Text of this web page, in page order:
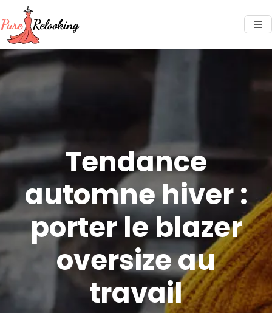
Tendance
automne hiver :
porter le blazer
oversize au
travail